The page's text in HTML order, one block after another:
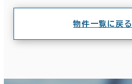
物件一覧に戻る